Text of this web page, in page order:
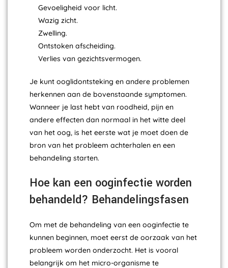
Gevoeligheid voor licht.
Wazig zicht.
Zwelling.
Ontstoken afscheiding.
Verlies van gezichtsvermogen.
Je kunt ooglidontsteking en andere problemen
herkennen aan de bovenstaande symptomen.
Wanneer je last hebt van roodheid, pijn en
andere effecten dan normaal in het witte deel
van het oog, is het eerste wat je moet doen de
bron van het probleem achterhalen en een
behandeling starten.
Hoe kan een ooginfectie worden
behandeld? Behandelingsfasen
Om met de behandeling van een ooginfectie te
kunnen beginnen, moet eerst de oorzaak van het
probleem worden onderzocht. Het is vooral
belangrijk om het micro-organisme te